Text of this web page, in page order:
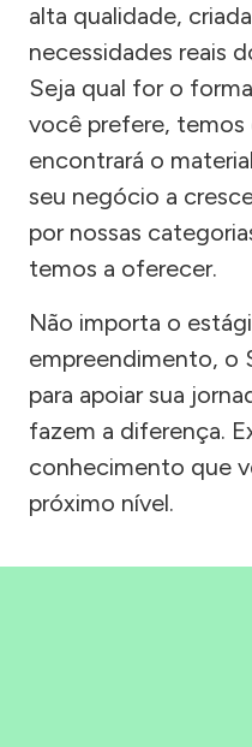
alta qualidade,
necessidades reais
Seja qual for o
você prefere,
encontrará o
seu negócio a
por nossas
temos a oferecer.
Não importa o
empreendimento, o
para apoiar sua
fazem a diferença.
conhecimento que
próximo nível.